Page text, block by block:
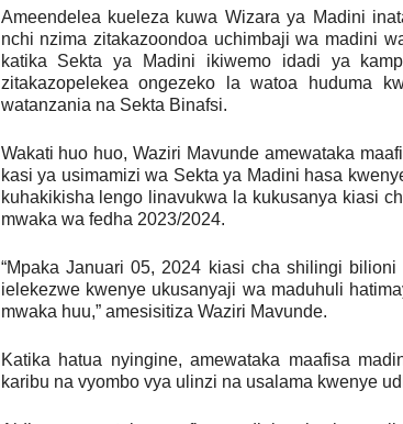
Ameendelea kueleza kuwa Wizara ya Madini
nchi nzima zitakazoondoa uchimbaji wa madini
katika Sekta ya Madini ikiwemo idadi ya
zitakazopelekea ongezeko la watoa huduma
watanzania na Sekta Binafsi.
Wakati huo huo, Waziri Mavunde amewataka
kasi ya usimamizi wa Sekta ya Madini hasa
kuhakikisha lengo linavukwa la kukusanya kiasi
mwaka wa fedha 2023/2024.
“Mpaka Januari 05, 2024 kiasi cha shilingi
ielekezwe kwenye ukusanyaji wa maduhuli
mwaka huu,” amesisitiza Waziri Mavunde.
Katika hatua nyingine, amewataka maafisa
karibu na vyombo vya ulinzi na usalama kwenye